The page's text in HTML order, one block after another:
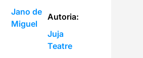
Jano de
Miguel
Autoria:
Juja
Teatre